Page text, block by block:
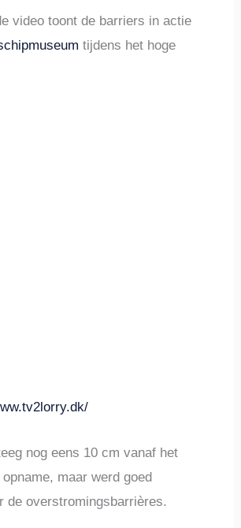
video toont de barriers in actie
tijdens het hoge
nog eens 10 cm vanaf het
maar werd goed
de overstromingsbarrières.